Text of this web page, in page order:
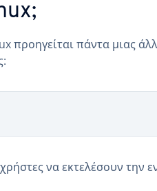
προηγείται πάντα μιας
να εκτελέσουν την